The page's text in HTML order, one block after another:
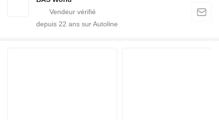
depuis 22 ans sur Autoline